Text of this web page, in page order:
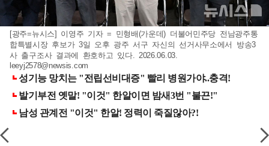
[광주=뉴시스] 이영주 기자 = 민형배(가운데) 더불어민주당 전남광주통
합특별시장 후보가 3일 오후 광주 서구 자신의 선거사무소에서 방송3
사 출구조사 결과에 환호하고 있다. 2026.06.03.
leeyj2578@newsis.com